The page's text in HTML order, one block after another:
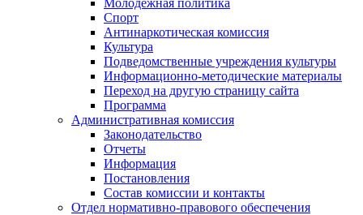
Молодежная политика
Спорт
Антинаркотическая комиссия
Культура
Подведомственные учреждения культуры
Информационно-методические материалы
Переход на другую страницу сайта
Программа
Административная комиссия
Законодательство
Отчеты
Информация
Постановления
Состав комиссии и контакты
Отдел нормативно-правового обеспечения